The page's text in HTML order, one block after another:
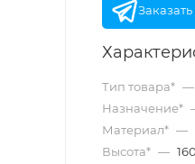
Тип товара* —
Назначение*
Материал* —
Высота* —